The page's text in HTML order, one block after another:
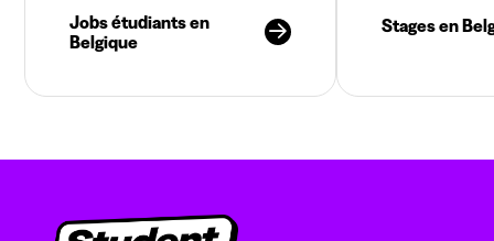
Jobs étudiants en
Belgique
Stages en